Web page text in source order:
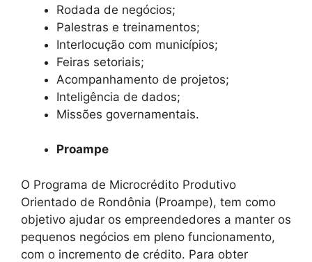
Rodada de negócios;
Palestras e treinamentos;
Interlocução com municípios;
Feiras setoriais;
Acompanhamento de projetos;
Inteligência de dados;
Missões governamentais.
Proampe
O Programa de Microcrédito Produtivo
Orientado de Rondônia (Proampe), tem como
objetivo ajudar os empreendedores a manter os
pequenos negócios em pleno funcionamento,
com o incremento de crédito. Para obter